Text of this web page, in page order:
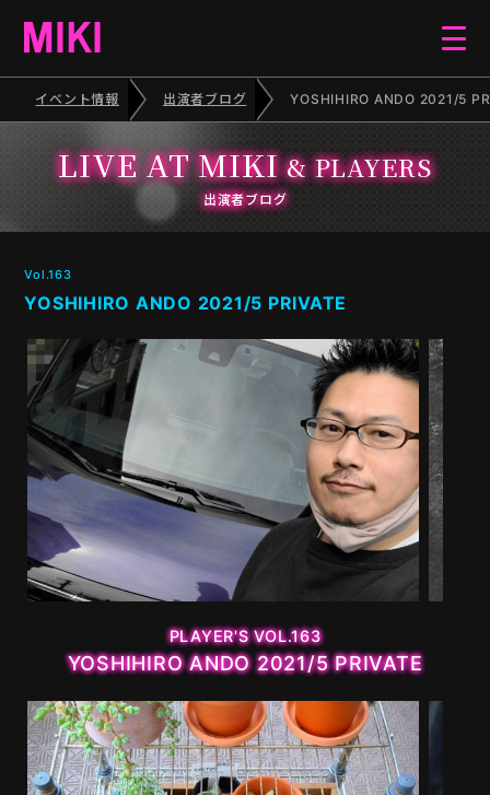
ELECTONE CONCERT
PIANO RECITAL
MOVIE
PLAYERS
イベント情報 出演者ブログ YOSHIHIRO ANDO 2021/5
LIVE AT MIKI& PLAYERS
出演者ブログ
Vol.163
YOSHIHIRO ANDO 2021/5 PRIVATE
PLAYER'S VOL.163
YOSHIHIRO ANDO 2021/5 PRIVATE